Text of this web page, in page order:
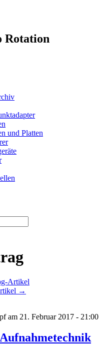
Rotation
und Platten
Artikel
→
am 21. Februar 2017 - 21:00